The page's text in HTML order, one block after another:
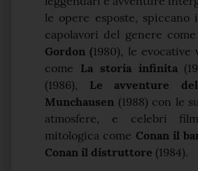
le opere esposte,
capolavori del genere
Gordon (1980), le
come La storia infinita
(1986), Le avventure
Munchausen (1988) con le
atmosfere, e celebri
mitologica come Conan il
Conan il distruttore (1984).